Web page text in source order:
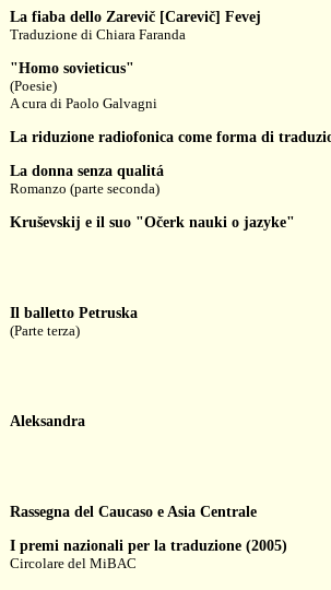
La fiaba dello Zarevič [Carevič] Fevej
Traduzione di Chiara Faranda
"Homo sovieticus"
(Poesie)
A cura di Paolo Galvagni
La riduzione radiofonica come forma di
La donna senza qualitá
Romanzo (parte seconda)
Kruševskij e il suo "Očerk nauki o jazyke"
Il balletto Petruska
(Parte terza)
Aleksandra
Rassegna del Caucaso e Asia Centrale
I premi nazionali per la traduzione (2005)
Circolare del MiBAC